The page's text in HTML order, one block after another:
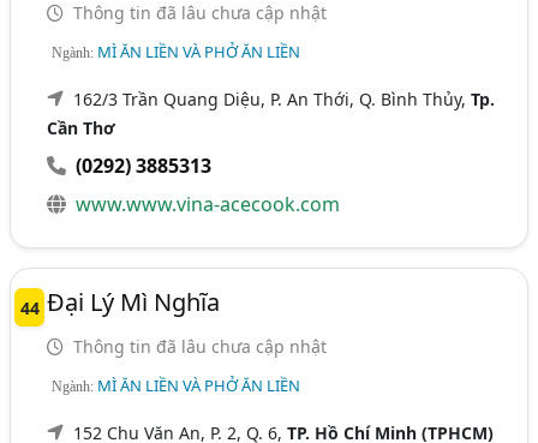
Thông tin đã lâu chưa cập nhật
Ngành: MÌ ĂN LIỀN VÀ PHỞ ĂN LIỀN
162/3 Trần Quang Diệu, P. An Thới, Q. Bình Thủy,Tp.
Cần Thơ
(0292) 3885313
www.www.vina-acecook.com
44 Đại Lý Mì Nghĩa
Thông tin đã lâu chưa cập nhật
Ngành: MÌ ĂN LIỀN VÀ PHỞ ĂN LIỀN
152 Chu Văn An, P. 2, Q. 6,TP. Hồ Chí Minh (TPHCM)